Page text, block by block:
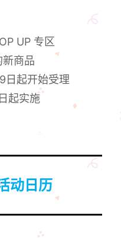
UP 专区
新商品
日起开始受理
起实施
动日历